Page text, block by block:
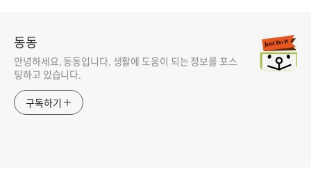
동동
안녕하세요. 동동입니다. 생활에 도움이 되는 정보를 포스
팅하고 있습니다.
구독하기